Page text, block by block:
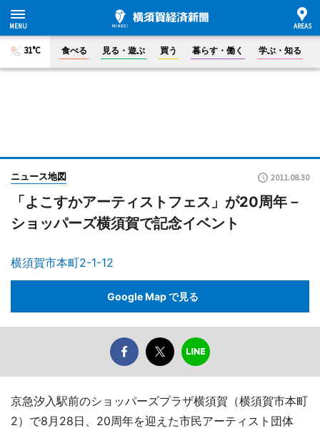
31°C 食べる 見る・遊ぶ 買う 暮らす・働く 学ぶ・知る
ニュース地図 2011.08.30
「よこすかアーティストフェス」が20周年－
ショッパーズ横須賀で記念イベント
横須賀市本町2-1-12
Google Map で見る
京急汐入駅前のショッパーズプラザ横須賀（横須賀市本町
2）で8月28日、20周年を迎えた市民アーティスト団体